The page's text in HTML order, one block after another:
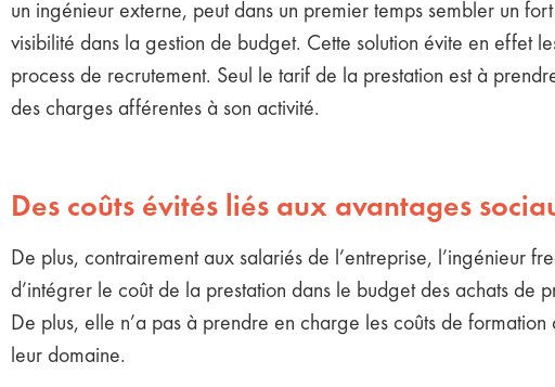
un ingénieur externe, peut dans un premier temps sembler un
visibilité dans la gestion de budget. Cette solution évite en effet
process de recrutement. Seul le tarif de la prestation est à
des charges afférentes à son activité.
Des coûts évités liés aux avantages
De plus, contrairement aux salariés de l’entreprise, l’ingénieur
d’intégrer le coût de la prestation dans le budget des achats de
De plus, elle n’a pas à prendre en charge les coûts de
leur domaine.